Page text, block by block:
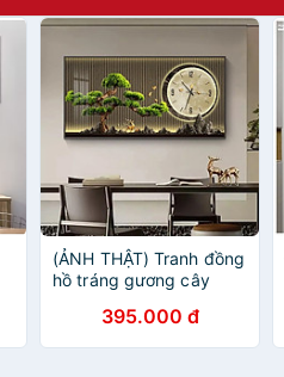
(ẢNH THẬT) Tranh đồng
hồ tráng gương cây
quà tặng tân gia kèm
đinh
395.000 đ